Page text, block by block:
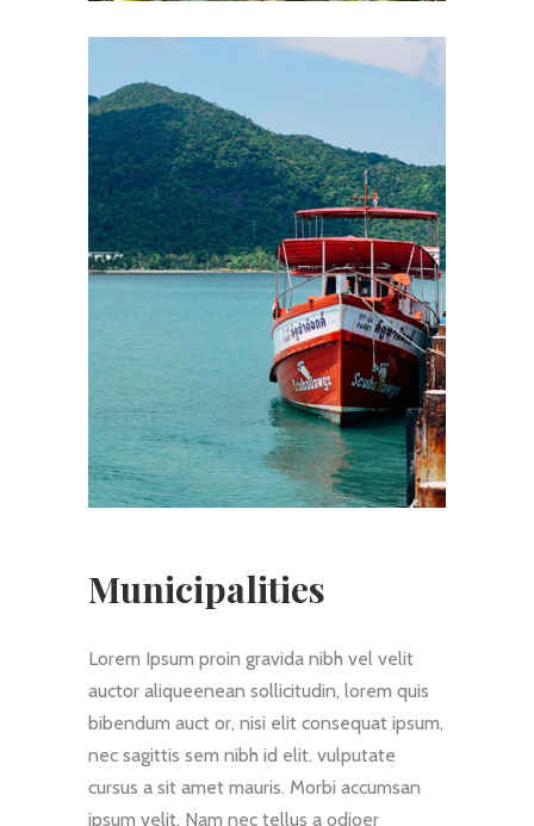
Municipalities
Lorem Ipsum proin gravida nibh vel velit
auctor aliqueenean sollicitudin, lorem quis
bibendum auct or, nisi elit consequat ipsum,
nec sagittis sem nibh id elit. vulputate
cursus a sit amet mauris. Morbi accumsan
ipsum velit. Nam nec tellus a odioer